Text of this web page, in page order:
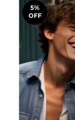
5%
OFF